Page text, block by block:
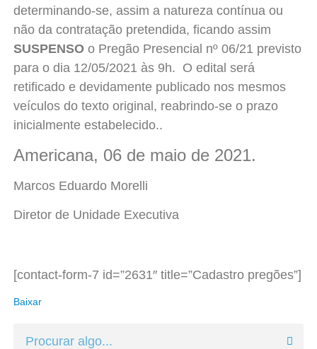
determinando-se, assim a natureza contínua ou
não da contratação pretendida, ficando assim
SUSPENSO o Pregão Presencial nº 06/21 previsto
para o dia 12/05/2021 às 9h. O edital será
retificado e devidamente publicado nos mesmos
veículos do texto original, reabrindo-se o prazo
inicialmente estabelecido..
Americana, 06 de maio de 2021.
Marcos Eduardo Morelli
Diretor de Unidade Executiva
[contact-form-7 id=”2631″ title=”Cadastro pregões”]
Baixar